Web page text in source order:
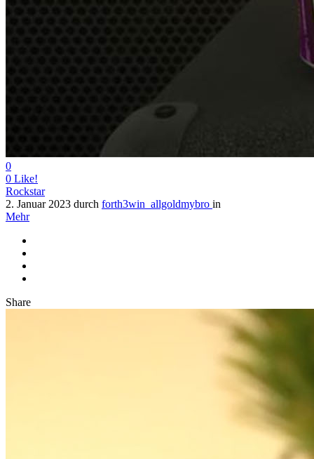
0
0 Like!
Rockstar
2. Januar 2023 durch forth3win_allgoldmybro in
Mehr
Share